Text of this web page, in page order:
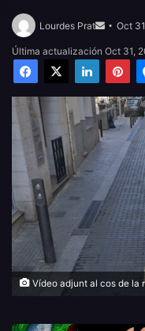
Lourdes Prat
email
Oct
Última actualización Oct 31,
Facebook
X LinkedIn
Vídeo adjunt al cos de la